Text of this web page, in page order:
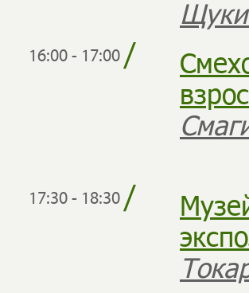
16:00 - 17:00/
17:30 - 18:30/